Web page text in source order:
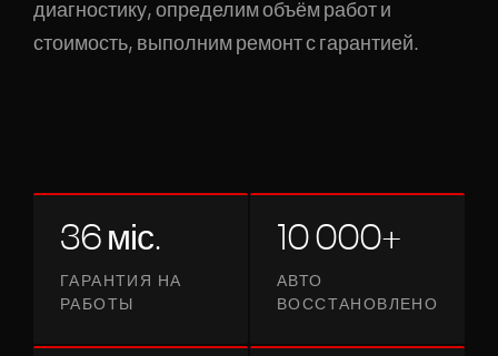
диагностику, определим объём работ и
стоимость, выполним ремонт с гарантией.
36 міс.
ГАРАНТИЯ НА
РАБОТЫ
10 000+
АВТО
ВОССТАНОВЛЕНО